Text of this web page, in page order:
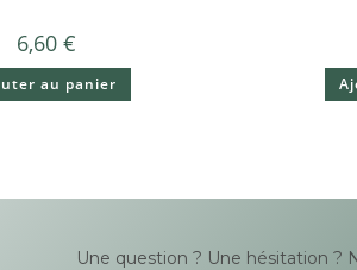
6,60 €
au panier
Une question ? Une hésitation ?